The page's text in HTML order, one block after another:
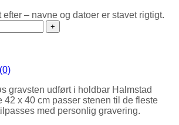
efter – navne og datoer er stavet rigtigt.
antal
gravsten udført i holdbar Halmstad
42 x 40 cm passer stenen til de fleste
med personlig gravering.